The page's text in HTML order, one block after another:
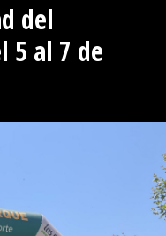
del
5 al 7 de